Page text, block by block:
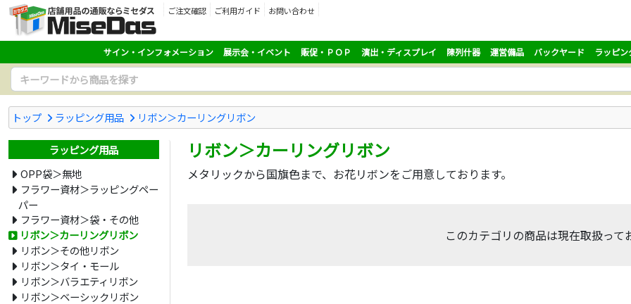
ご注文確認 ご利用ガイド
お問い合わせ
サイン・インフォメーション 展示会・イベント 販促・ＰＯＰ 演出・ディスプレイ 陳列什器 運営備品 バックヤード ラッピン
トップ ラッピング用品 リボン＞カーリングリボン
リボン＞カーリングリボン
メタリックから国旗色まで、お花リボンをご用意しております。
このカテゴリの商品は現在取扱って
ラッピング用品
OPP袋＞無地
フラワー資材＞ラッピングペー
パー
フラワー資材＞袋・その他
リボン＞カーリングリボン
リボン＞その他リボン
リボン＞タイ・モール
リボン＞バラエティリボン
リボン＞ベーシックリボン